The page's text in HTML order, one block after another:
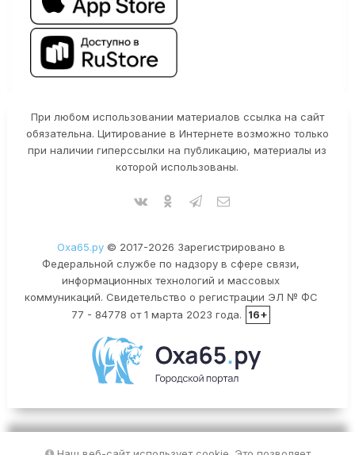
При любом использовании материалов ссылка на сайт
обязательна. Цитирование в Интернете возможно только
при наличии гиперссылки на публикацию, материалы из
которой использованы.
Оха65.ру© 2017-2026 Зарегистрировано в
Федеральной службе по надзору в сфере связи,
информационных технологий и массовых
коммуникаций. Свидетельство о регистрации ЭЛ № ФС
77 - 84778 от 1 марта 2023 года.
16+